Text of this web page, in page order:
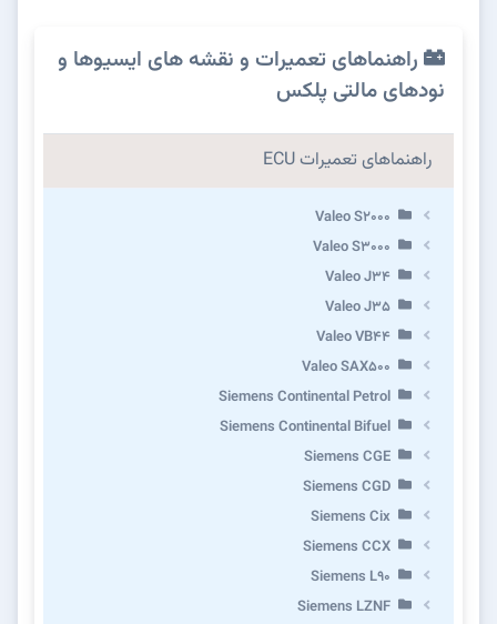
راهنماهای تعمیرات و نقشه های ایسیوها و
نودهای مالتی پلکس
راهنماهای تعمیرات ECU
Valeo S2000
Valeo S3000
Valeo J34
Valeo J35
Valeo VB44
Valeo SAX500
Siemens Continental Petrol
Siemens Continental Bifuel
Siemens CGE
Siemens CGD
Siemens Cix
Siemens CCX
Siemens L90
Siemens LZNF